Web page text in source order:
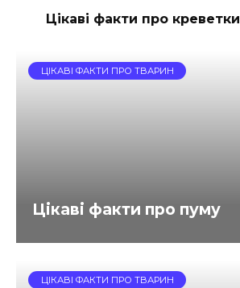
Цікаві факти про креветки
ЦІКАВІ ФАКТИ ПРО ТВАРИН
Цікаві факти про пуму
ЦІКАВІ ФАКТИ ПРО ТВАРИН